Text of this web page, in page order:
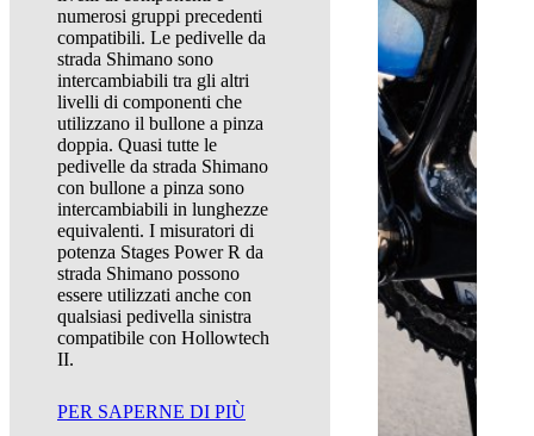
numerosi gruppi precedenti
compatibili. Le pedivelle da
strada Shimano sono
intercambiabili tra gli altri
livelli di componenti che
utilizzano il bullone a pinza
doppia. Quasi tutte le
pedivelle da strada Shimano
con bullone a pinza sono
intercambiabili in lunghezze
equivalenti. I misuratori di
potenza Stages Power R da
strada Shimano possono
essere utilizzati anche con
qualsiasi pedivella sinistra
compatibile con Hollowtech
II.
PER SAPERNE DI PIÙ